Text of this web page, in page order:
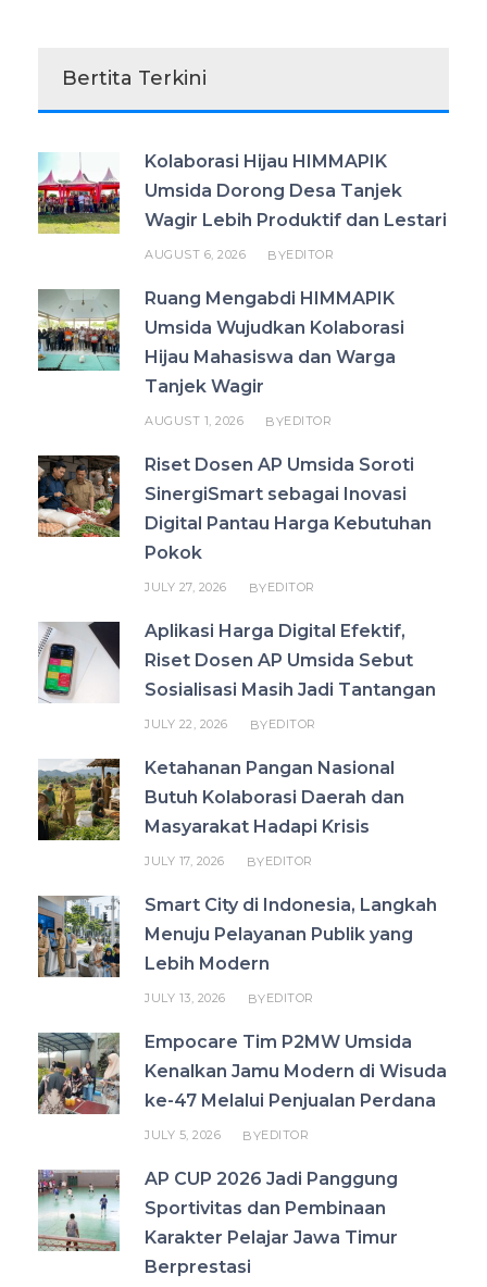
Bertita Terkini
Kolaborasi Hijau HIMMAPIK
Umsida Dorong Desa Tanjek
Wagir Lebih Produktif dan Lestari
AUGUST 6, 2026 BYEDITOR
Ruang Mengabdi HIMMAPIK
Umsida Wujudkan Kolaborasi
Hijau Mahasiswa dan Warga
Tanjek Wagir
AUGUST 1, 2026 BYEDITOR
Riset Dosen AP Umsida Soroti
SinergiSmart sebagai Inovasi
Digital Pantau Harga Kebutuhan
Pokok
JULY 27, 2026 BYEDITOR
Aplikasi Harga Digital Efektif,
Riset Dosen AP Umsida Sebut
Sosialisasi Masih Jadi Tantangan
JULY 22, 2026 BYEDITOR
Ketahanan Pangan Nasional
Butuh Kolaborasi Daerah dan
Masyarakat Hadapi Krisis
JULY 17, 2026 BYEDITOR
Smart City di Indonesia, Langkah
Menuju Pelayanan Publik yang
Lebih Modern
JULY 13, 2026 BYEDITOR
Empocare Tim P2MW Umsida
Kenalkan Jamu Modern di Wisuda
ke-47 Melalui Penjualan Perdana
JULY 5, 2026 BYEDITOR
AP CUP 2026 Jadi Panggung
Sportivitas dan Pembinaan
Karakter Pelajar Jawa Timur
Berprestasi